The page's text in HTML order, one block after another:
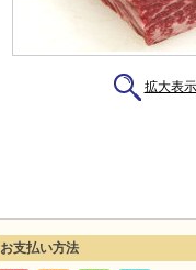
拡大表示
お支払い方法